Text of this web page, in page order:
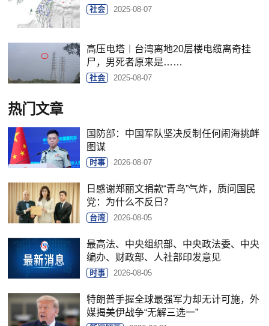
社会 2025-08-07
高压电塔︱台湾离地20层楼电缆离奇挂
尸，男死者原来是……
社会 2025-08-07
热门文章
国防部：中国军队坚决反制任何闹海挑衅
图谋
时事 2026-08-07
日感谢郑丽文捐款“青鸟”气炸，质问国民
党：为什么不反日？
台湾 2026-08-05
最高法、中央组织部、中央政法委、中央
编办、财政部、人社部印发意见
时事 2026-08-05
特朗普手握全球最强军力却无计可施，外
媒揭美伊战争“无解三选一”